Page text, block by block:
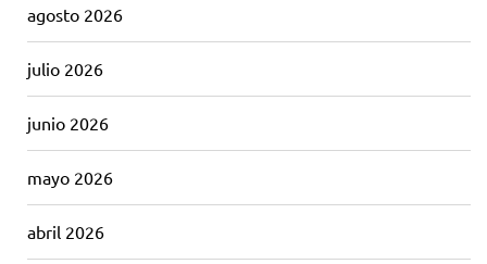
agosto 2026
julio 2026
junio 2026
mayo 2026
abril 2026